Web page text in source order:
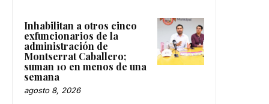
Inhabilitan a otros cinco
exfuncionarios de la
administración de
Montserrat Caballero;
suman 10 en menos de una
semana
agosto 8, 2026